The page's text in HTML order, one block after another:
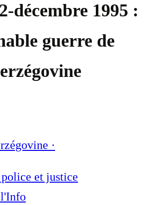
décembre 1995 :
guerre de
·
et justice